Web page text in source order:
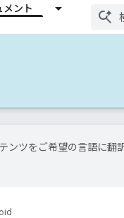
メント
ンツをご希望の言語に翻